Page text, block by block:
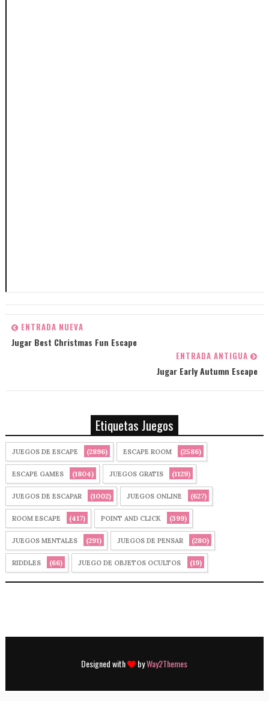
ENTRADA NUEVA
Jugar Best Christmas Fun Escape
ENTRADA ANTIGUA
Jugar Early Autumn Escape
Etiquetas Juegos
JUEGOS DE ESCAPE (2896) ESCAPE ROOM (2586)
ESCAPE GAMES (1804) JUEGOS GRATIS (1129)
JUEGOS DE ESCAPAR (1002) JUEGOS ONLINE (627)
ROOM ESCAPE (417) POINT AND CLICK (399)
JUEGOS MENTALES (291) JUEGOS DE PENSAR (280)
RIDDLES (66) JUEGO DE OBJETOS OCULTOS (19)
Designed with byWay2Themes